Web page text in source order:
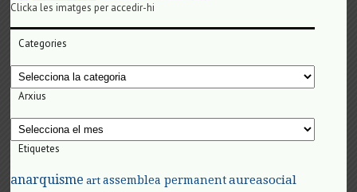
Clicka les imatges per accedir-hi
Categories
Categories
Arxius
Arxius
Etiquetes
anarquisme art assemblea permanent aureasocial